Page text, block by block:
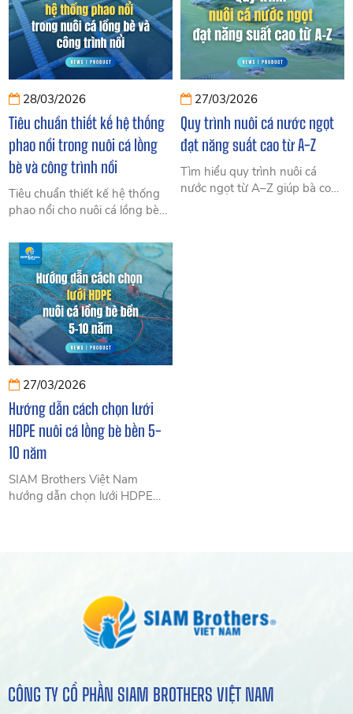
28/03/2026
Tiêu chuẩn thiết kế hệ thống
phao nổi trong nuôi cá lồng
bè và công trình nổi
Tiêu chuẩn thiết kế hệ thống
phao nổi cho nuôi cá lồng bè
liệu nhựa HDPE, độ bền chắc
và cách lựa chọn tối ưu chi phí
nhất.
27/03/2026
Quy trình nuôi cá nước ngọt
đạt năng suất cao từ A-Z
Tìm hiểu quy trình nuôi cá
nước ngọt từ A–Z giúp bà con
27/03/2026
Hướng dẫn cách chọn lưới
HDPE nuôi cá lồng bè bền 5-
10 năm
SIAM Brothers Việt Nam
hướng dẫn chọn lưới HDPE
CÔNG TY CỔ PHẦN SIAM BROTHERS VIỆT NAM